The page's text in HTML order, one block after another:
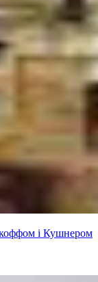
і Кушнером